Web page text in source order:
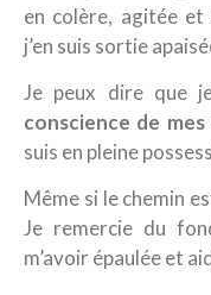
en colère, agitée
j’en suis sortie
Je peux dire que
conscience de
suis en pleine
Même si le chemin
Je remercie du
m’avoir épaulée et